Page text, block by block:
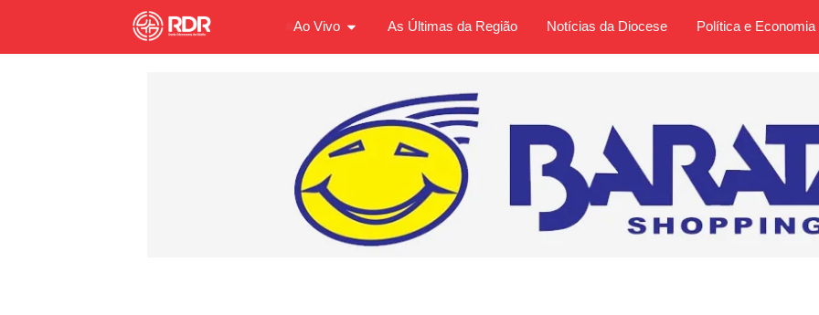
Ao Vivo As Últimas da Região Notícias da Diocese Política e Economia